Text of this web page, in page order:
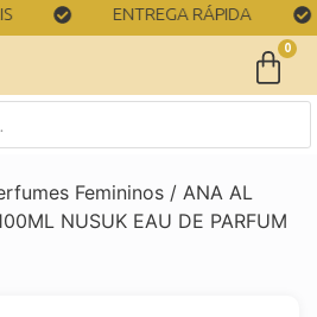
ENTREGA RÁPIDA
0
Femininos / ANA AL
NUSUK EAU DE PARFUM